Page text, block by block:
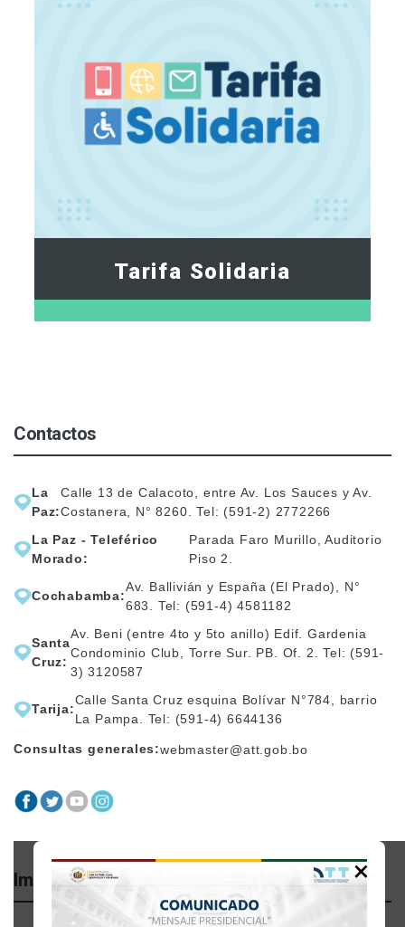
Tarifa Solidaria
Contactos
La
Paz:
Calle 13 de Calacoto, entre Av. Los Sauces y Av.
Costanera, N° 8260. Tel: (591-2) 2772266
La Paz - Teleférico
Morado:
Parada Faro Murillo, Auditorio
Piso 2.
Cochabamba:
Av. Ballivián y España (El Prado), N°
683. Tel: (591-4) 4581182
Santa
Cruz:
Av. Beni (entre 4to y 5to anillo) Edif. Gardenia
Condominio Club, Torre Sur. PB. Of. 2. Tel: (591-
3) 3120587
Tarija:
Calle Santa Cruz esquina Bolívar N°784, barrio
La Pampa. Tel: (591-4) 6644136
Consultas generales:webmaster@att.gob.bo
×
Importante